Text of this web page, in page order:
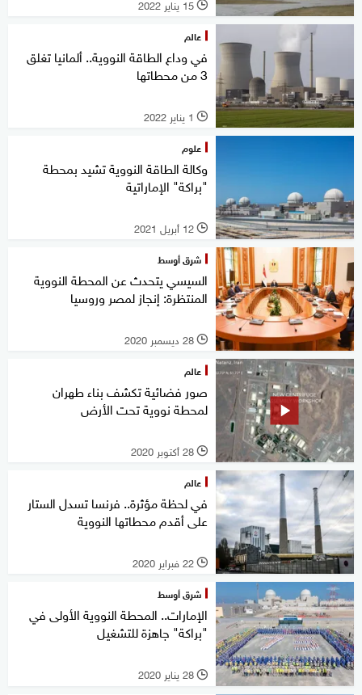
l 15 يناير 2022
عالم
في وداع الطاقة النووية.. ألمانيا تغلق
3 من محطاتها
l 1 يناير 2022
علوم
وكالة الطاقة النووية تشيد بمحطة
"براكة" الإماراتية
l 12 أبريل 2021
شرق أوسط
السيسي يتحدث عن المحطة النووية
المنتظرة: إنجاز لمصر وروسيا
l 28 ديسمبر 2020
عالم
صور فضائية تكشف بناء طهران
لمحطة نووية تحت الأرض
l 28 أكتوبر 2020
عالم
في لحظة مؤثرة.. فرنسا تسدل الستار
على أقدم محطاتها النووية
l 22 فبراير 2020
شرق أوسط
الإمارات.. المحطة النووية الأولى في
"براكة" جاهزة للتشغيل
l 28 يناير 2020